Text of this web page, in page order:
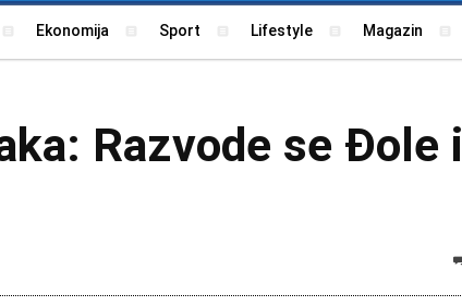
Ekonomija Sport Lifestyle Magazin
Razvode se Đole i